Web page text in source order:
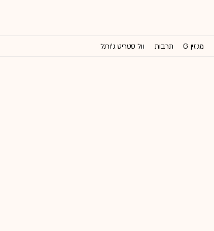
מגזין G תרבות וול סטריט ג'ורנל